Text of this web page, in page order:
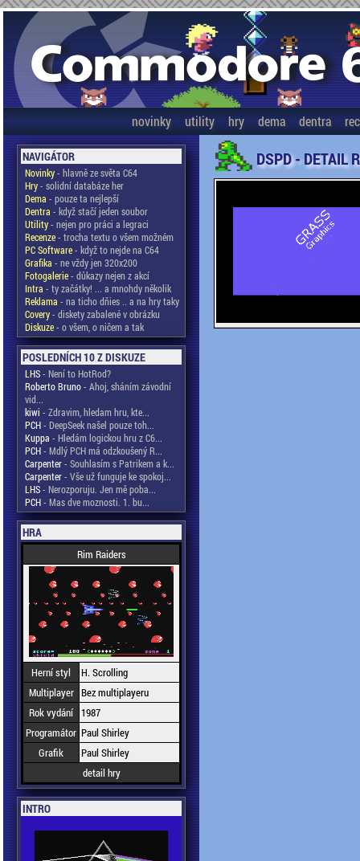
novinky utility hry dema dentra
NAVIGÁTOR
Novinky- hlavně ze světa C64
Hry- solidní databáze her
Dema - pouze ta nejlepší
Dentra - když stačí jeden soubor
Utility- nejen pro práci a legraci
Recenze- trocha textu o všem možném
PC Software- když to nejde na C64
Grafika - ne vždy jen 320x200
Fotogalerie- důkazy nejen z akcí
Intra - ty začátky! ... a mnohdy několik
Reklama - na ticho dňies .. a na hry taky
Covery- diskety zabalené v obrázku
Diskuze- o všem, o ničem a tak
POSLEDNÍCH 10 Z DISKUZE
LHS- Není to HotRod?
Roberto Bruno- Ahoj, sháním závodní
vid...
kiwi - Zdravim, hledam hru, kte...
PCH- DeepSeek našel pouze toh...
Kuppa - Hledám logickou hru z C6...
PCH- Mdlý PCH má odzkoušený R...
Carpenter- Souhlasím s Patrikem a k...
Carpenter- Vše už funguje ke spokoj...
LHS- Nerozporuju. Jen mě poba...
PCH- Mas dve moznosti. 1. bu...
HRA
Rim Raiders
Herní styl
H. Scrolling
Multiplayer Bez multiplayeru
Rok vydání
1987
Programátor Paul Shirley
Grafik
Paul Shirley
detail hry
INTRO
DSPD - DETAIL